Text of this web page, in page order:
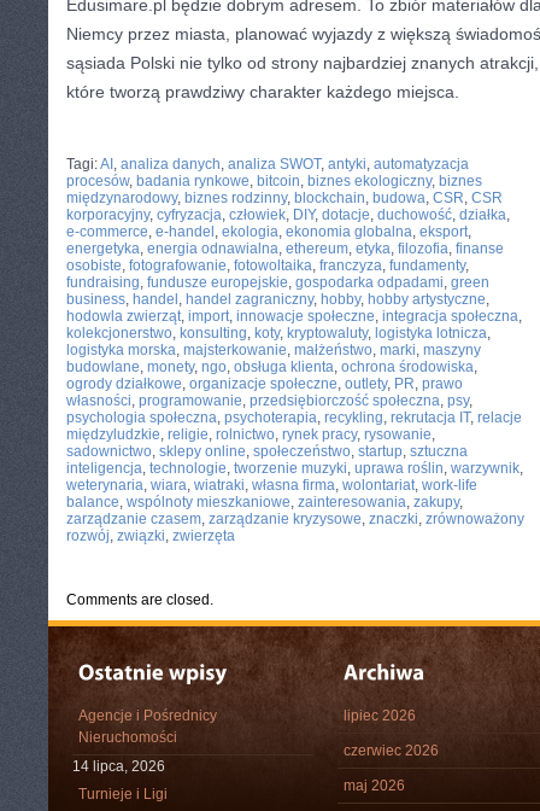
Edusimare.pl będzie dobrym adresem. To zbiór materiałów
Niemcy przez miasta, planować wyjazdy z większą
sąsiada Polski nie tylko od strony najbardziej znanych
które tworzą prawdziwy charakter każdego miejsca.
Tagi:AI , analiza danych, analiza SWOT, antyki, automatyzacja
procesów, badania rynkowe, bitcoin, biznes ekologiczny, biznes
międzynarodowy, biznes rodzinny, blockchain, budowa, CSR, CSR
korporacyjny, cyfryzacja, człowiek, DIY, dotacje, duchowość, działka,
e-commerce, e-handel , ekologia, ekonomia globalna, eksport,
energetyka, energia odnawialna, ethereum, etyka, filozofia, finanse
osobiste, fotografowanie, fotowoltaika, franczyza, fundamenty,
fundraising, fundusze europejskie, gospodarka odpadami, green
business, handel , handel zagraniczny, hobby, hobby artystyczne,
hodowla zwierząt, import, innowacje społeczne, integracja społeczna,
kolekcjonerstwo, konsulting, koty, kryptowaluty, logistyka lotnicza,
logistyka morska, majsterkowanie, małżeństwo, marki, maszyny
budowlane, monety, ngo, obsługa klienta, ochrona środowiska,
ogrody działkowe, organizacje społeczne, outlety, PR, prawo
własności, programowanie, przedsiębiorczość społeczna, psy,
psychologia społeczna, psychoterapia, recykling, rekrutacja IT, relacje
międzyludzkie, religie, rolnictwo, rynek pracy, rysowanie,
sadownictwo, sklepy online, społeczeństwo, startup, sztuczna
inteligencja, technologie, tworzenie muzyki, uprawa roślin, warzywnik,
weterynaria, wiara, wiatraki, własna firma, wolontariat, work-life
balance, wspólnoty mieszkaniowe, zainteresowania, zakupy,
zarządzanie czasem, zarządzanie kryzysowe, znaczki, zrównoważony
rozwój, związki, zwierzęta
Comments are closed.
Agencje i Pośrednicy
Nieruchomości
14 lipca, 2026
Turnieje i Ligi
lipiec 2026
czerwiec 2026
maj 2026